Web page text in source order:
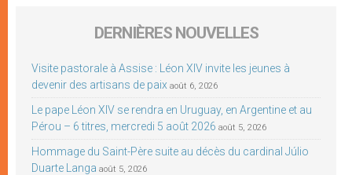
DERNIÈRES NOUVELLES
Visite pastorale à Assise : Léon XIV invite les jeunes à
devenir des artisans de paix août 6, 2026
Le pape Léon XIV se rendra en Uruguay, en Argentine et au
Pérou – 6 titres, mercredi 5 août 2026 août 5, 2026
Hommage du Saint-Père suite au décès du cardinal Júlio
Duarte Langa août 5, 2026